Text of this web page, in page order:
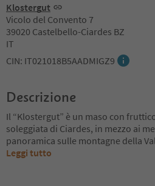
Klostergut
Vicolo del Convento 7
39020 Castelbello-Ciardes BZ
IT
CIN: IT021018B5AADMIGZ9
Descrizione
Il “Klostergut” è un maso con
soleggiata di Ciardes, in mezzo ai
panoramica sulle montagne della
Leggi tutto